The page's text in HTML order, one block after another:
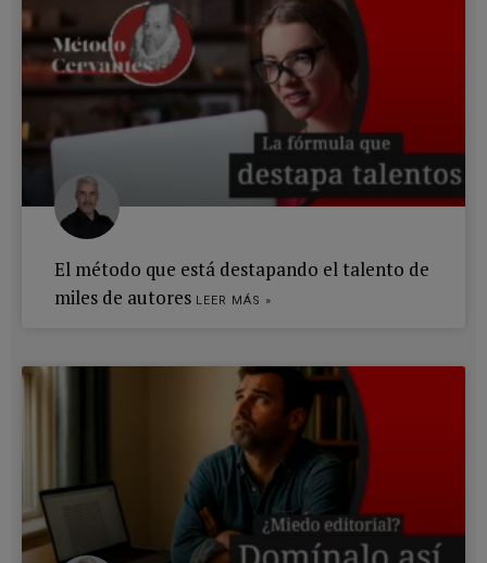
El método que está destapando el talento de
miles de autores LEER MÁS »